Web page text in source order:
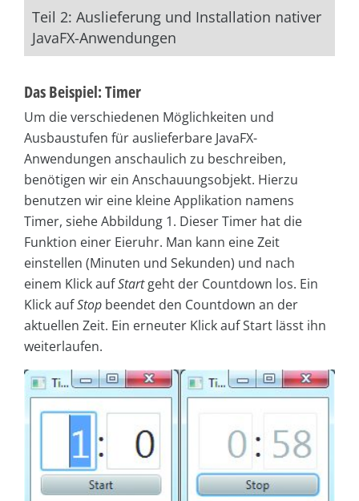
Teil 2: Auslieferung und Installation nativer
JavaFX-Anwendungen
Das Beispiel: Timer
Um die verschiedenen Möglichkeiten und
Ausbaustufen für auslieferbare JavaFX-
Anwendungen anschaulich zu beschreiben,
benötigen wir ein Anschauungsobjekt. Hierzu
benutzen wir eine kleine Applikation namens
Timer, siehe Abbildung 1. Dieser Timer hat die
Funktion einer Eieruhr. Man kann eine Zeit
einstellen (Minuten und Sekunden) und nach
einem Klick aufStartgeht der Countdown los. Ein
Klick aufStop beendet den Countdown an der
aktuellen Zeit. Ein erneuter Klick auf Start lässt ihn
weiterlaufen.